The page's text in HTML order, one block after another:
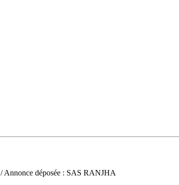
/ Annonce déposée : SAS RANJHA